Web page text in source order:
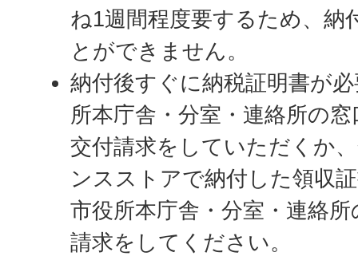
ね1週間程度要するため、納
とができません。
納付後すぐに納税証明書が
所本庁舎・分室・連絡所の
交付請求をしていただくか
ンスストアで納付した領収
市役所本庁舎・分室・連絡
請求をしてください。